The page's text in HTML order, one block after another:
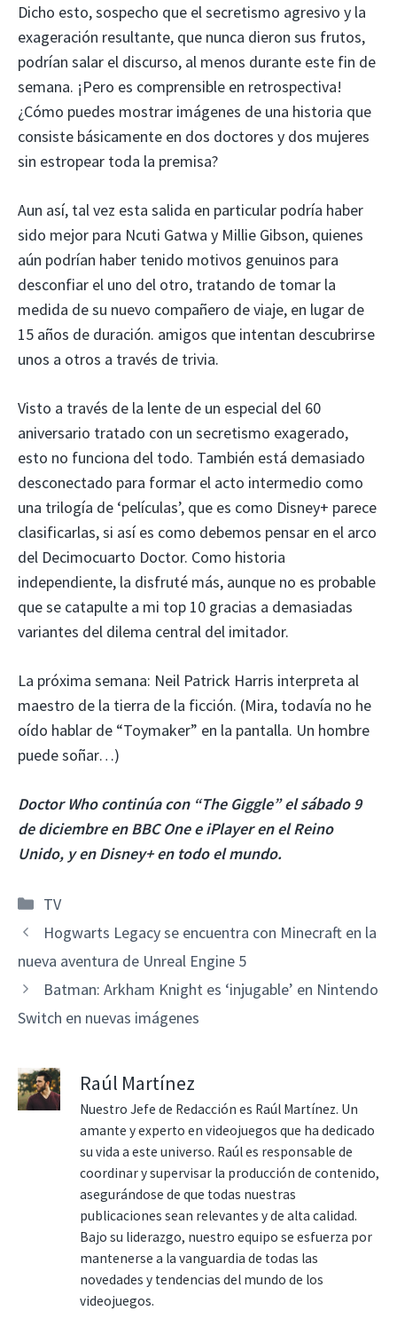
Dicho esto, sospecho que el secretismo agresivo y la
exageración resultante, que nunca dieron sus frutos,
podrían salar el discurso, al menos durante este fin de
semana. ¡Pero es comprensible en retrospectiva!
¿Cómo puedes mostrar imágenes de una historia que
consiste básicamente en dos doctores y dos mujeres
sin estropear toda la premisa?
Aun así, tal vez esta salida en particular podría haber
sido mejor para Ncuti Gatwa y Millie Gibson, quienes
aún podrían haber tenido motivos genuinos para
desconfiar el uno del otro, tratando de tomar la
medida de su nuevo compañero de viaje, en lugar de
15 años de duración. amigos que intentan descubrirse
unos a otros a través de trivia.
Visto a través de la lente de un especial del 60
aniversario tratado con un secretismo exagerado,
esto no funciona del todo. También está demasiado
desconectado para formar el acto intermedio como
una trilogía de ‘películas’, que es como Disney+ parece
clasificarlas, si así es como debemos pensar en el arco
del Decimocuarto Doctor. Como historia
independiente, la disfruté más, aunque no es probable
que se catapulte a mi top 10 gracias a demasiadas
variantes del dilema central del imitador.
La próxima semana: Neil Patrick Harris interpreta al
maestro de la tierra de la ficción. (Mira, todavía no he
oído hablar de “Toymaker” en la pantalla. Un hombre
puede soñar…)
Doctor Who continúa con “The Giggle” el sábado 9
de diciembre en BBC One e iPlayer en el Reino
Unido, y en Disney+ en todo el mundo.
Categorías
TV
Hogwarts Legacy se encuentra con Minecraft en la
nueva aventura de Unreal Engine 5
Batman: Arkham Knight es ‘injugable’ en Nintendo
Switch en nuevas imágenes
Raúl Martínez
Nuestro Jefe de Redacción es Raúl Martínez. Un
amante y experto en videojuegos que ha dedicado
su vida a este universo. Raúl es responsable de
coordinar y supervisar la producción de contenido,
asegurándose de que todas nuestras
publicaciones sean relevantes y de alta calidad.
Bajo su liderazgo, nuestro equipo se esfuerza por
mantenerse a la vanguardia de todas las
novedades y tendencias del mundo de los
videojuegos.